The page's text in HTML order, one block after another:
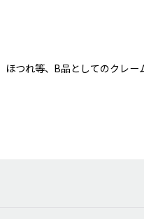
つれ等、B品としてのクレー